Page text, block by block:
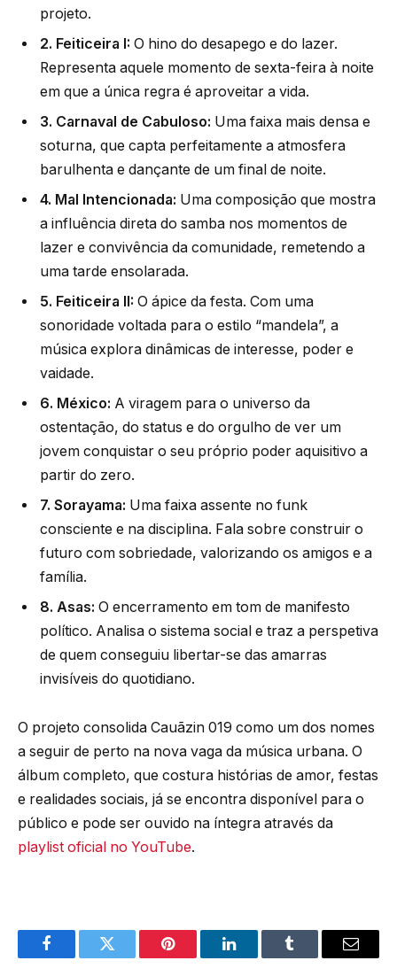
projeto.
2. Feiticeira I: O hino do desapego e do lazer.
Representa aquele momento de sexta-feira à noite
em que a única regra é aproveitar a vida.
3. Carnaval de Cabuloso: Uma faixa mais densa e
soturna, que capta perfeitamente a atmosfera
barulhenta e dançante de um final de noite.
4. Mal Intencionada: Uma composição que mostra
a influência direta do samba nos momentos de
lazer e convivência da comunidade, remetendo a
uma tarde ensolarada.
5. Feiticeira II: O ápice da festa. Com uma
sonoridade voltada para o estilo “mandela”, a
música explora dinâmicas de interesse, poder e
vaidade.
6. México: A viragem para o universo da
ostentação, do status e do orgulho de ver um
jovem conquistar o seu próprio poder aquisitivo a
partir do zero.
7. Sorayama: Uma faixa assente no funk
consciente e na disciplina. Fala sobre construir o
futuro com sobriedade, valorizando os amigos e a
família.
8. Asas: O encerramento em tom de manifesto
político. Analisa o sistema social e traz a perspetiva
de quem conseguiu libertar-se das amarras
invisíveis do quotidiano.
O projeto consolida Cauãzin 019 como um dos nomes
a seguir de perto na nova vaga da música urbana. O
álbum completo, que costura histórias de amor, festas
e realidades sociais, já se encontra disponível para o
público e pode ser ouvido na íntegra através da
playlist oficial no YouTube.
FacebookTwitter Pinterest LinkedInTumblr Email